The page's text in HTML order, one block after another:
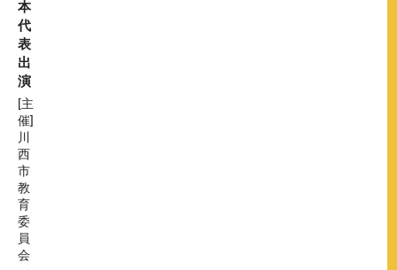
本
代
表
出
演
[主
催]
川
西
市
教
育
委
員
会